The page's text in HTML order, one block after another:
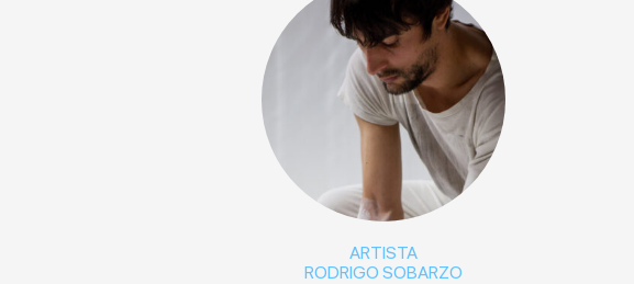
ARTISTA
RODRIGO SOBARZO